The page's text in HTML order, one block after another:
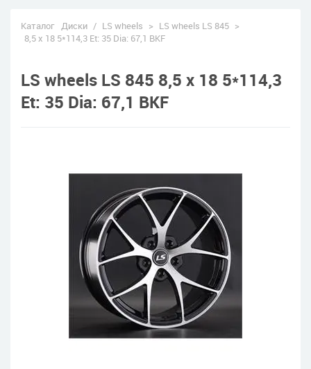
Каталог Диски / LS wheels > LS wheels LS 845 >
8,5 x 18 5*114,3 Et: 35 Dia: 67,1 BKF
LS wheels LS 845 8,5 x 18 5*114,3
Et: 35 Dia: 67,1 BKF